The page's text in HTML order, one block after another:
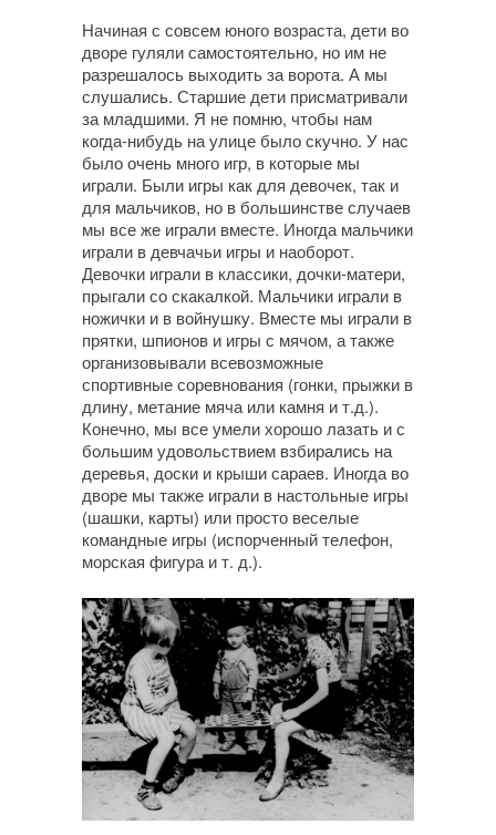
Начиная с совсем юного возраста, дети во
дворе гуляли самостоятельно, но им не
разрешалось выходить за ворота. А мы
слушались. Старшие дети присматривали
за младшими. Я не помню, чтобы нам
когда-нибудь на улице было скучно. У нас
было очень много игр, в которые мы
играли. Были игры как для девочек, так и
для мальчиков, но в большинстве случаев
мы все же играли вместе. Иногда мальчики
играли в девчачьи игры и наоборот.
Девочки играли в классики, дочки-матери,
прыгали со скакалкой. Мальчики играли в
ножички и в войнушку. Вместе мы играли в
прятки, шпионов и игры с мячом, а также
организовывали всевозможные
спортивные соревнования (гонки, прыжки в
длину, метание мяча или камня и т.д.).
Конечно, мы все умели хорошо лазать и с
большим удовольствием взбирались на
деревья, доски и крыши сараев. Иногда во
дворе мы также играли в настольные игры
(шашки, карты) или просто веселые
командные игры (испорченный телефон,
морская фигура и т. д.).